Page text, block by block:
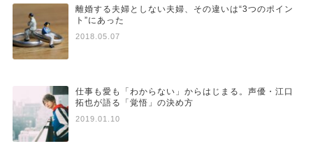
離婚する夫婦としない夫婦、その違いは“3つのポイン
ト”にあった
2018.05.07
仕事も愛も「わからない」からはじまる。声優・江口
拓也が語る「覚悟」の決め方
2019.01.10